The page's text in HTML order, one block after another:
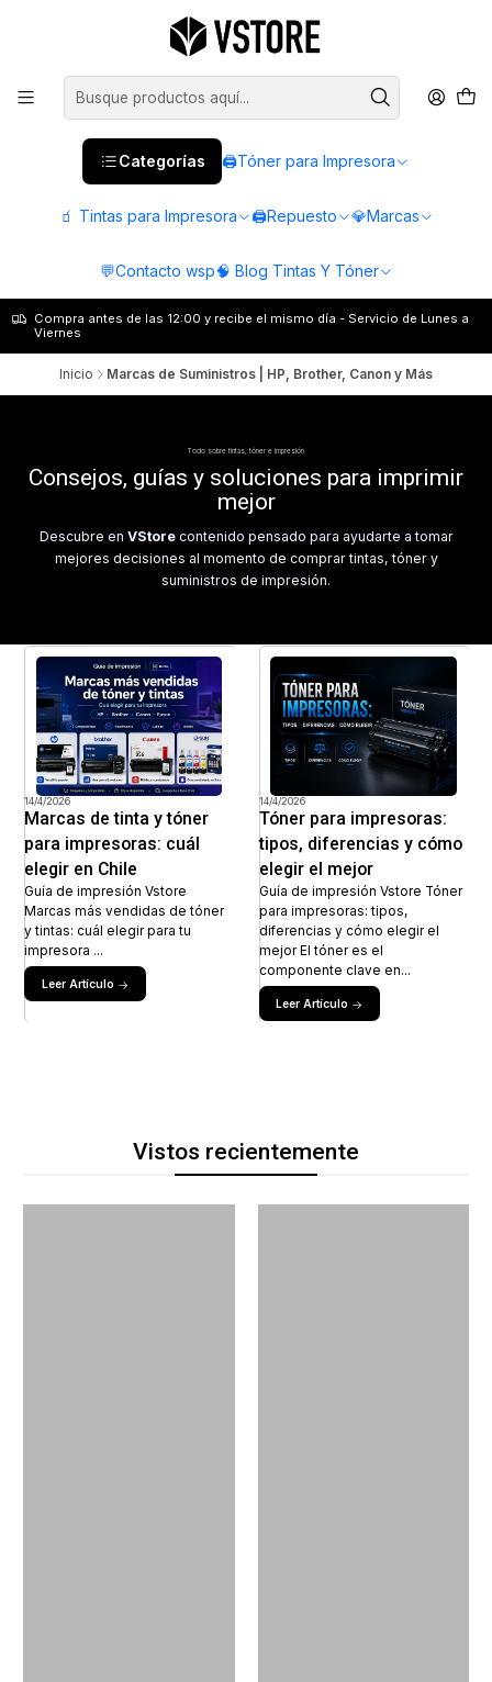
Categorías 🖨️Tóner para Impresora
🧃 Tintas para Impresora 🖨️Repuesto 💎Marcas
💬Contacto wsp🧠 Blog Tintas Y Tóner
Compra antes de las 12:00 y recibe el mismo día - Servicio de Lunes a
Viernes
Inicio Marcas de Suministros | HP, Brother, Canon y Más
Todo sobre tintas, tóner e impresión
Consejos, guías y soluciones para imprimir
mejor
Descubre en VStorecontenido pensado para ayudarte a tomar
mejores decisiones al momento de comprar tintas, tóner y
suministros de impresión.
14/4/2026
Marcas de tinta y tóner
para impresoras: cuál
elegir en Chile
Guía de impresión Vstore
Marcas más vendidas de tóner
y tintas: cuál elegir para tu
impresora ...
Leer Artículo
14/4/2026
Tóner para impresoras:
tipos, diferencias y cómo
elegir el mejor
Guía de impresión Vstore Tóner
para impresoras: tipos,
diferencias y cómo elegir el
mejor El tóner es el
componente clave en...
Leer Artículo
Vistos recientemente